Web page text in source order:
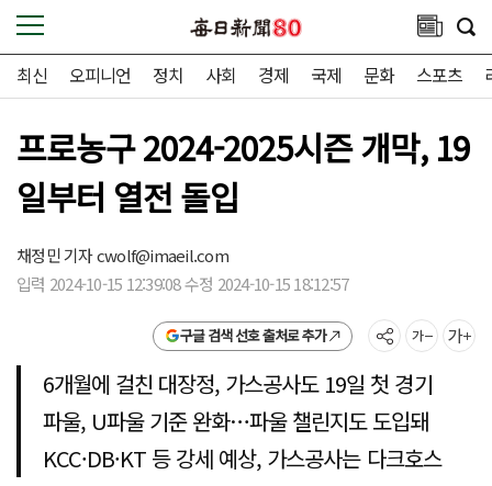
최신 오피니언 정치 사회 경제 국제 문화 스포츠
프로농구 2024-2025시즌 개막, 19
일부터 열전 돌입
채정민 기자cwolf@imaeil.com
입력 2024-10-15 12:39:08 수정 2024-10-15 18:12:57
구글 검색 선호 출처로 추가
6개월에 걸친 대장정, 가스공사도 19일 첫 경기
파울, U파울 기준 완화…파울 챌린지도 도입돼
KCC·DB·KT 등 강세 예상, 가스공사는 다크호스